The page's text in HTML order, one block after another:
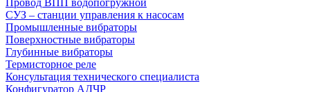
Провод ВПП водопогружной
СУЗ – станции управления к насосам
Промышленные вибраторы
Поверхностные вибраторы
Глубинные вибраторы
Термисторное реле
Консультация технического специалиста
Конфигуратор АДЧР